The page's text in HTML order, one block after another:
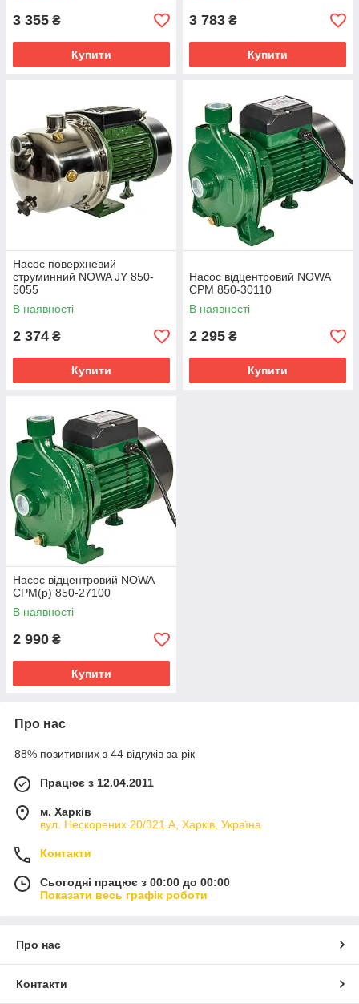
3 355 ₴
Купити
3 783 ₴
Купити
Насос поверхневий
струминний NOWA JY 850-
5055
В наявності
2 374 ₴
Купити
Насос відцентровий NOWA
CPM 850-30110
В наявності
2 295 ₴
Купити
Насос відцентровий NOWA
CPM(p) 850-27100
В наявності
2 990 ₴
Купити
Про нас
88% позитивних з 44 відгуків за рік
Працює з 12.04.2011
м. Харків
вул. Нескорених 20/321 А, Харків, Україна
Контакти
Сьогодні працює з 00:00 до 00:00
Показати весь графік роботи
Про нас
Контакти